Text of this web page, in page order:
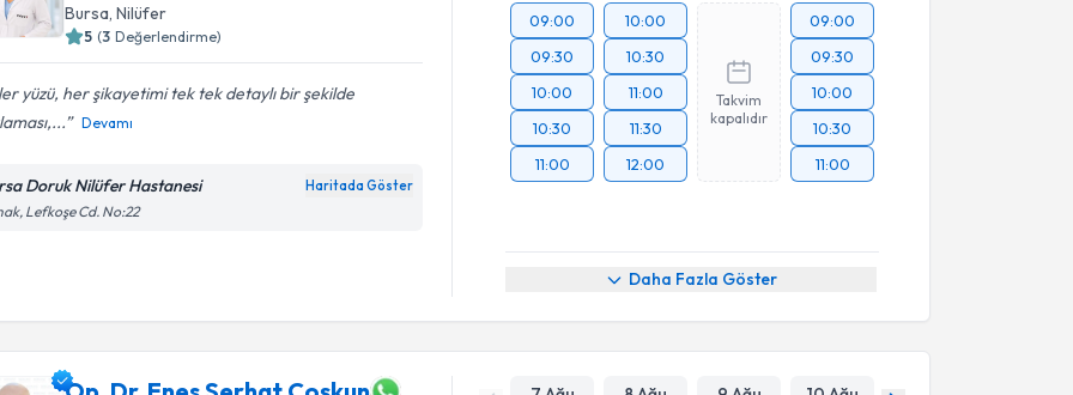
Bursa,Nilüfer
5 (3 Değerlendirme)
yüzü, her şikayetimi tek tek detaylı bir şekilde
Devamı
Doruk Nilüfer Hastanesi Haritada Göster
Lefkoşe Cd. No:22
09:00
09:30
10:00
10:30
11:00
10:00
10:30
11:00
11:30
12:00
Takvim
kapalıdır
09:00
09:30
10:00
10:30
11:00
Daha Fazla Göster